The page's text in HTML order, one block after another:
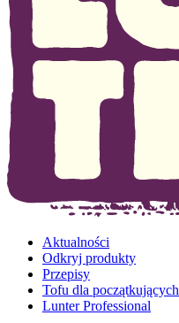
Aktualności
Odkryj produkty
Przepisy
Tofu dla początkujących
Lunter Professional